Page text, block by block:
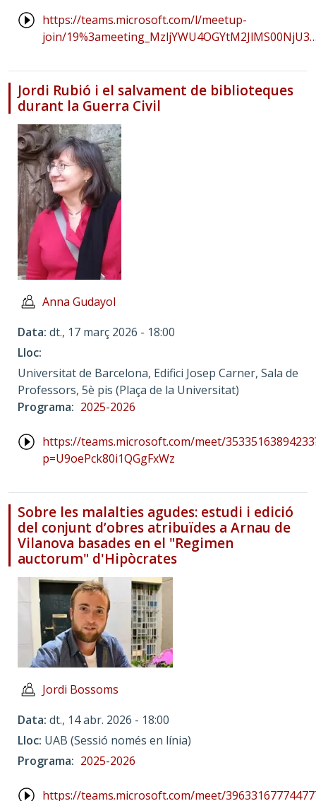
https://teams.microsoft.com/l/meetup-
join/
Jordi Rubió i el salvament de biblioteques
durant la Guerra Civil
Anna Gudayol
Data dt., 17 març 2026 - 18:00
Lloc
Universitat de Barcelona, Edifici Josep Carner, Sala de
Professors, 5è pis (Plaça de la Universitat)
Programa
2025-2026
https://teams.microsoft.com/meet/
p=U9oePck80i1QGgFxWz
Sobre les malalties agudes: estudi i edició
del conjunt d’obres atribuïdes a Arnau de
Vilanova basades en el "Regimen
auctorum" d'Hipòcrates
Jordi Bossoms
Data dt., 14 abr. 2026 - 18:00
Lloc UAB (Sessió només en línia)
Programa
2025-2026
https://teams.microsoft.com/meet/